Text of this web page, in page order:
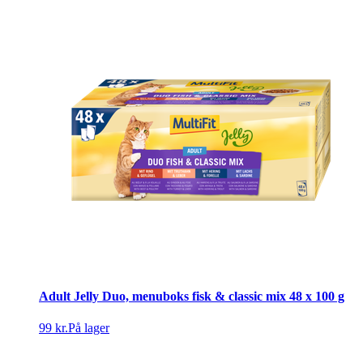
Adult Jelly Duo, menuboks fisk & classic mix 48 x 100 g
99 kr.På lager